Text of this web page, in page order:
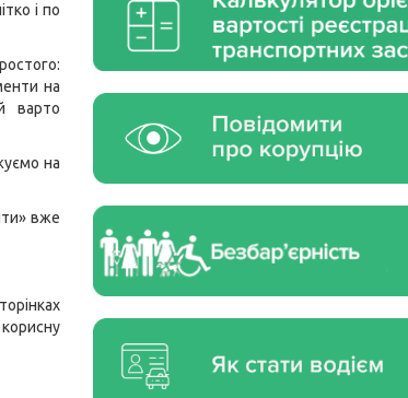
і по
на
варто
на
вже